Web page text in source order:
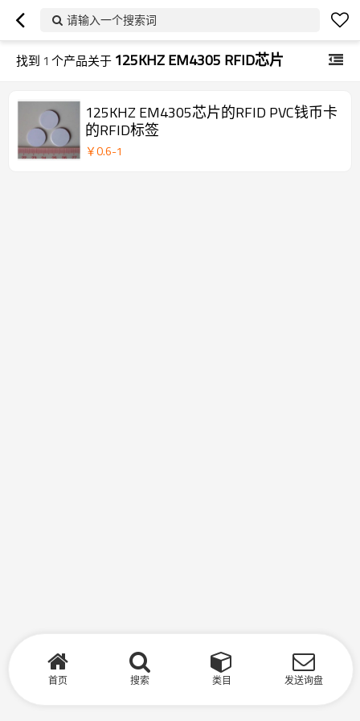
请输入一个搜索词
找到 1 个产品关于 125KHZ EM4305 RFID芯片
125KHZ EM4305芯片的RFID PVC钱币卡
的RFID标签
￥0.6-1
首页 搜索 类目 发送询盘